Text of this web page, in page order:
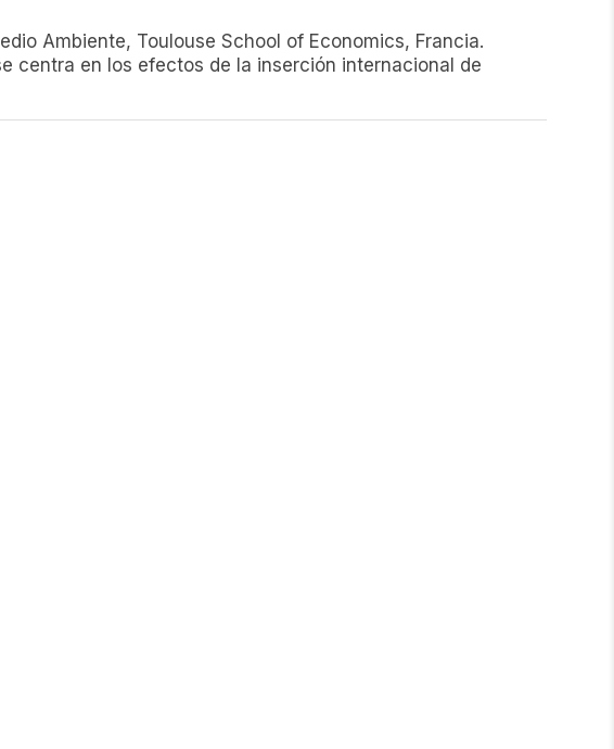
Ambiente, Toulouse School of Economics, Francia.
centra en los efectos de la inserción internacional de